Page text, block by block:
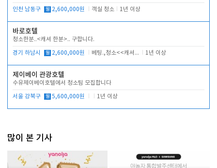
인천 남동구 월 2,600,000원 객실 청소 1년 이상
바로호텔
청소한분..<캐셔 한분>.. 구합니다.
경기 하남시 월 2,600,000원 베팅.,청소<<캐셔 모셔봅니다. 1년 이상
제이베이 관광호텔
수유제이베이호텔에서 청소팀 모집합니다
서울 강북구 월 5,600,000원 1년 이상
많이 본 기사